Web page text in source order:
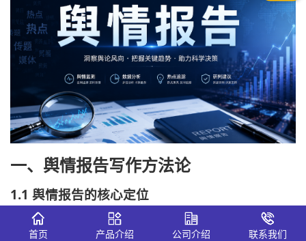
一、舆情报告写作方法论
1.1 舆情报告的核心定位
评价一份舆情报告有效性的核心指标是什么？不是数据的多
首页 产品介绍 公司介绍 联系我们